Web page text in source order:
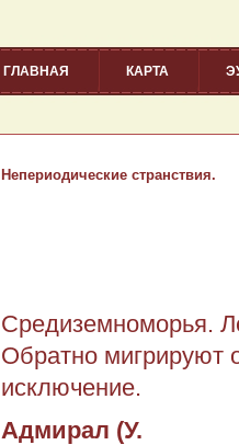
ГЛАВНАЯ КАРТА
Непериодические странствия.
Средиземноморья.
Об­ратно мигрируют
исключение.
Адмирал (У.